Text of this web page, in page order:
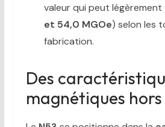
valeur qui peut légèrement
et 54,0 MGOe) selon les
fabrication.
Des
magnétiques